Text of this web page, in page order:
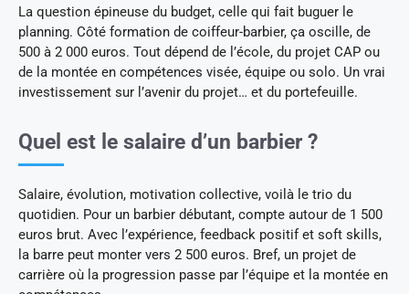
La question épineuse du budget, celle qui fait buguer le
planning. Côté formation de coiffeur-barbier, ça oscille, de
500 à 2 000 euros. Tout dépend de l’école, du projet CAP ou
de la montée en compétences visée, équipe ou solo. Un vrai
investissement sur l’avenir du projet… et du portefeuille.
Quel est le salaire d’un barbier ?
Salaire, évolution, motivation collective, voilà le trio du
quotidien. Pour un barbier débutant, compte autour de 1 500
euros brut. Avec l’expérience, feedback positif et soft skills,
la barre peut monter vers 2 500 euros. Bref, un projet de
carrière où la progression passe par l’équipe et la montée en